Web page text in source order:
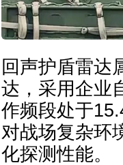
回声护盾雷达
达，采用企业
作频段处于
对战场复杂环
化探测性能。